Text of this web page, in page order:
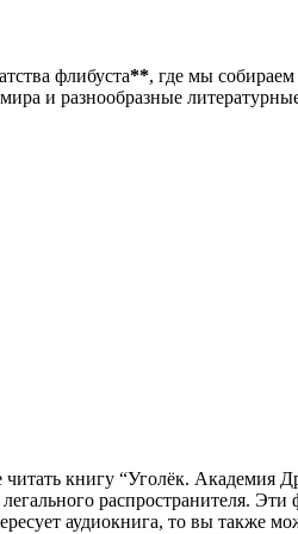
флибуста**, где мы
и разнообразные
книгу “Уголёк. Академия
распространителя.
аудиокнига, то вы также